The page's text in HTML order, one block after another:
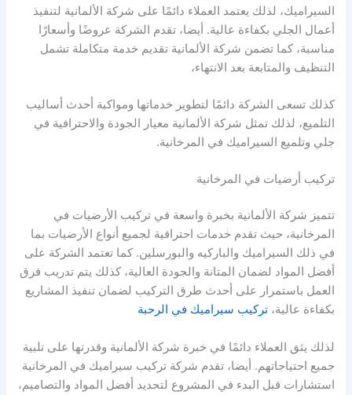
السيراميك، لذلك يعتمد العملاء دائمًا على شركة الألمانية لتنفيذ
أعمال الجلي بكفاءة عالية. أيضا، تقدم الشركة عروضًا وأسعارًا
مناسبة، كما تضمن شركة الألمانية تقديم خدمة متكاملة تشمل
التنظيف والمتابعة بعد الانتهاء،
كذلك تسعى الشركة دائمًا لتطوير خدماتها ومواكبة أحدث أساليب
التلميع، لذلك تمثل شركة الألمانية معيار الجودة والاحترافية في
جلي وتلميع السيراميك في المرخانية.
تركيب أرضيات في المرخانية
تتميز شركة الألمانية بخبرة واسعة في تركيب الأرضيات في
المرخانية، حيث تقدم خدمات احترافية لجميع أنواع الأرضيات بما
في ذلك السيراميك والباركيه والبورسلين. كما تعتمد الشركة على
أفضل المواد لضمان المتانة والجودة العالية، كذلك يتم تدريب فرق
العمل باستمرار على أحدث طرق التركيب لضمان تنفيذ المشاريع
بكفاءة عالية،تركيب سيراميك في الرحبة
لذلك يثق العملاء دائمًا في خبرة شركة الألمانية وقدرتها على تلبية
جميع احتياجاتهم. أيضا، تقدم شركة تركيب سيراميك في المرخانية
استشارات قبل البدء في المشروع لتحديد أفضل المواد والتصاميم،